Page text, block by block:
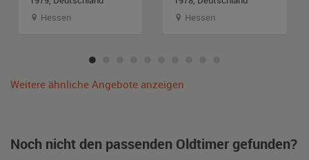
Hessen
Hessen
Weitere ähnliche Angebote anzeigen
Noch nicht den passenden Oldtimer gefunden?